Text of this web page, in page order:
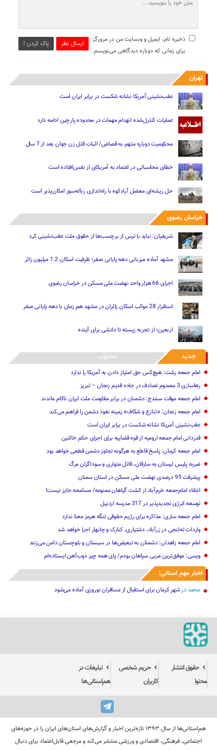
ارسال نظر پاک کردن !
ذخیره نام، ایمیل و وبسایت من در مرورگر
برای زمانی که دوباره دیدگاهی می‌نویسم.
تهران
عقب‌نشینی آمریکا نشانه شکست در برابر ایران است
عملیات کنترل‌شده انهدام مهمات در محدوده پارچین ادامه دارد
محکومیت دوباره متهم به قصاص/ اثبات قتل زن جوان بعد از 7 سال
خطای محاسباتی در اعتماد به آمریکای از نفس‌افتاده است
حل ریشه‌ای معضل آرادکوه با راه‌اندازی زباله‌سوز امکان‌پذیر است
خراسان رضوی
شریفیان: نباید با ترس از برچسب‌ها از حقوق ملت عقب‌نشینی کرد
مشهد آماده میزبانی دهه پایانی صفر؛ ظرفیت اسکان 1.2 میلیون زائر
اجرای 66 هزار واحد نهضت ملی مسکن در خراسان رضوی
استقرار 28 موکب اسکان زائران در مشهد هم زمان با دهه پایانی صفر
اربعین؛ از تجربه زیسته تا دانشی برای آینده
جدید محبوب
امام جمعه رشت: هیچ‌کس حق امتیاز دادن به آمریکا را ندارد
رهاسازی 3 مصدوم تصادف در جاده قدیم زنجان – تبریز
امام جمعه موقت سنندج: دشمنان در برابر مقاومت ملت ایران ناکام ماندند
امام جمعه زنجان: «تنازع و شکاف» زمینه نفوذ دشمن را فراهم می‌کند
عقب‌نشینی آمریکا نشانه شکست در برابر ایران است
قدردانی امام جمعه ارومیه از قوه قضاییه برای اجرای حکم خائنین ‌
امام جمعه کرمان: پاسخ قاطع به هرگونه تجاوز دشمن قطعی خواهد بود
ضربه پلیس لرستان به سارقان، قاتل متواری و سوداگران مرگ
پیشرفت 95 درصدی نهضت ملی مسکن در استان سمنان
انتقاد امام‌جمعه خرم‌آباد از کشت گیاهان ممنوعه/ مسامحه جایز نیست!
توسعه انرژی تجدیدپذیر در 317 مدرسه اردبیل
امام جمعه ساری: مذاکره برای رژیم حقوقی تنگه هرمز معنا ندارد
واردات ته‌لنجی در زرآباد، دشتیاری، کنارک و چابهار اجرا خواهد شد‌
امام جمعه زاهدان: دشمنان به تبعیض‌ها در سیستان و بلوچستان دامن می‌زنند
ویسی: موفق‌ترین مربی سپاهان بودم/ پای همه چیز ذوب‌آهن ایستاده‌ام
اخبار مهم استانی:
محمد درشهر کرمان برای استقبال از مسافران نوروزی آماده می‌شود
حقوق انتشار
محتوا
حریم شخصی
کاربران
تبلیغات در
هم‌استانی‌ها
هم‌استانی‌ها از سال ۱۳۹۳ تازه‌ترین اخبار و گزارش‌های استان‌های ایران را در حوزه‌های
اجتماعی، فرهنگی، اقتصادی و ورزشی منتشر می‌کند و مرجعی قابل‌اعتماد برای دنبال